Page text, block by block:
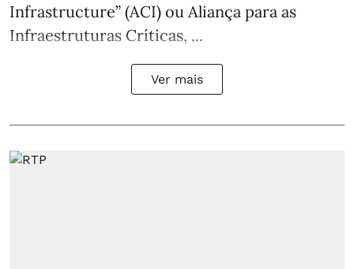
Infrastructure” (ACI) ou Aliança para as
Infraestruturas Críticas, ...
Ver mais